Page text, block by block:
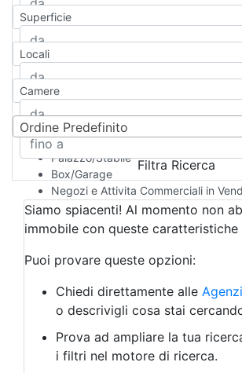
Casa indipendente
Casa Semi-indipendente
Attico/Mansarda
Rustico/Casale
Camera d'Albergo
Multiproprietà
Palazzo/Stabile
Box/Garage
Negozi e Attivita Commerciali in
Qualsiasi
Attività/Licenza Commerciale
Azienda Agricola
Bar/Ristorante
Albergo
Laboratorio Artigianale
Negozio/locale commerciale
Agriturismo
Magazzini
Superficie
Locali
Camere
Ordine Predefinito
Filtra Ricerca
Siamo spiacenti! Al momento non
immobile con queste caratteristiche
Puoi provare queste opzioni:
Chiedi direttamente alle
o descrivigli cosa stai
Prova ad ampliare la tua
i filtri nel motore di ricerca.